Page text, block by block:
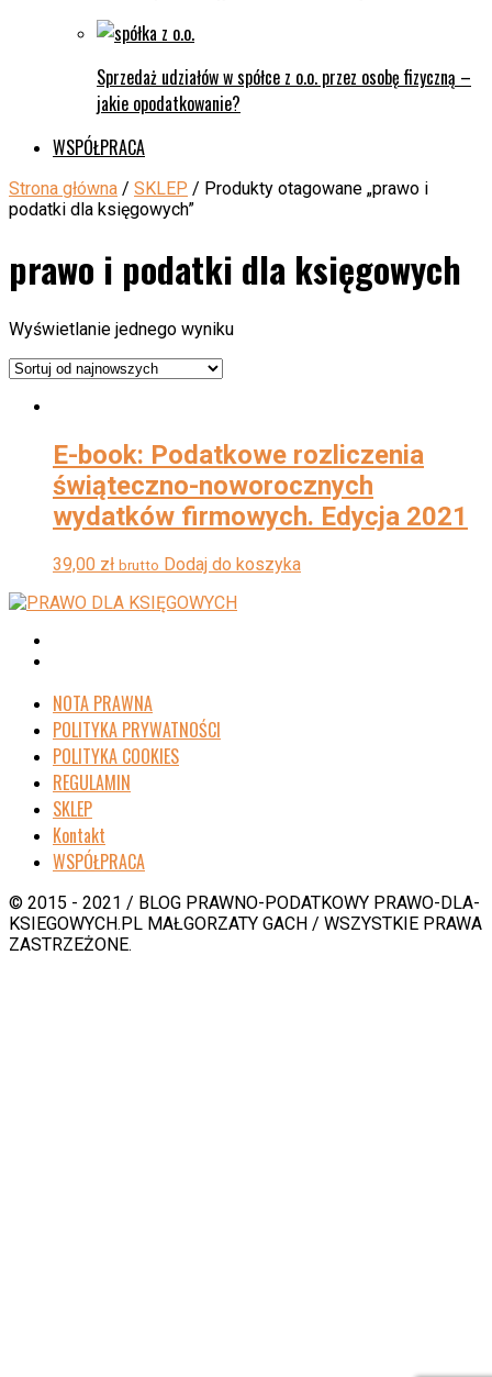
Sprzedaż udziałów w spółce z o.o. przez osobę fizyczną –
jakie opodatkowanie?
WSPÓŁPRACA
Strona główna / SKLEP / Produkty otagowane „prawo i
podatki dla księgowych”
prawo i podatki dla księgowych
Wyświetlanie jednego wyniku
E-book: Podatkowe rozliczenia
świąteczno-noworocznych
wydatków firmowych. Edycja 2021
39,00 zł brutto Dodaj do koszyka
NOTA PRAWNA
POLITYKA PRYWATNOŚCI
POLITYKA COOKIES
REGULAMIN
SKLEP
Kontakt
WSPÓŁPRACA
© 2015 - 2021 / BLOG PRAWNO-PODATKOWY PRAWO-DLA-
KSIEGOWYCH.PL MAŁGORZATY GACH / WSZYSTKIE PRAWA
ZASTRZEŻONE.